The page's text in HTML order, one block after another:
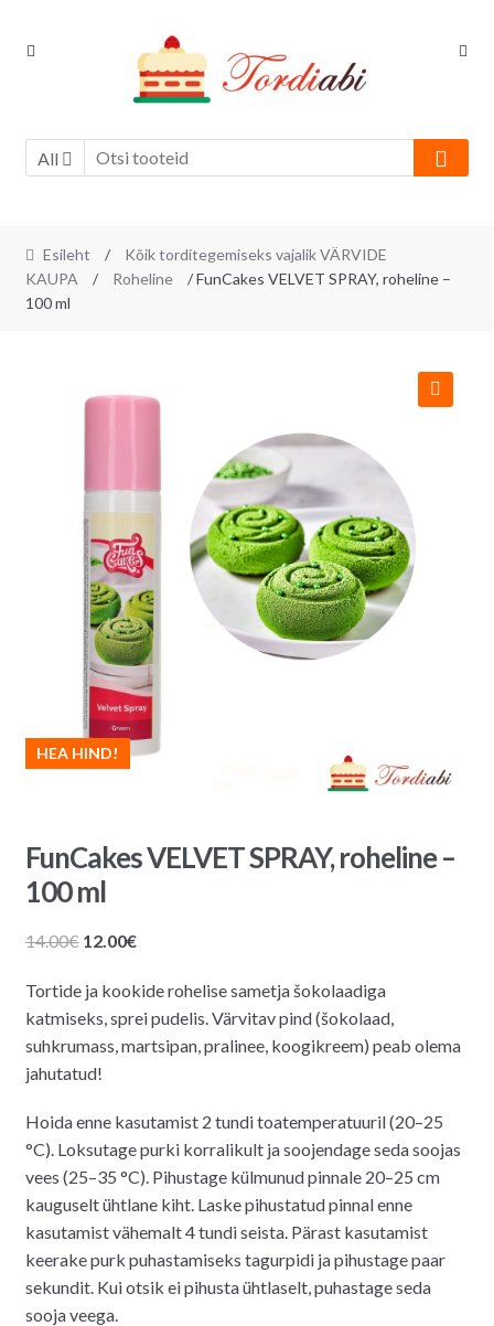
Skip
Skip
All
Esileht /
Kõik torditegemiseks vajalik VÄRVIDE
KAUPA
/ Roheline
/ FunCakes VELVET SPRAY, roheline –
100 ml
HEA HIND!
FunCakes VELVET SPRAY, roheline –
100 ml
14.00€ Algne
oli:
14.00€.
12.00€Praegune
on:
12.00€.
Tortide ja kookide rohelise sametja šokolaadiga
katmiseks, sprei pudelis. Värvitav pind (šokolaad,
suhkrumass, martsipan, pralinee, koogikreem) peab olema
jahutatud!
Hoida enne kasutamist 2 tundi toatemperatuuril (20–25
°C). Loksutage purki korralikult ja soojendage seda soojas
vees (25–35 °C). Pihustage külmunud pinnale 20–25 cm
kauguselt ühtlane kiht. Laske pihustatud pinnal enne
kasutamist vähemalt 4 tundi seista. Pärast kasutamist
keerake purk puhastamiseks tagurpidi ja pihustage paar
sekundit. Kui otsik ei pihusta ühtlaselt, puhastage seda
sooja veega.